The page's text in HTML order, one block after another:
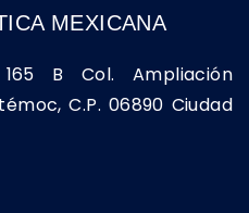
MEXICANA
B Col. Ampliación
C.P. 06890 Ciudad